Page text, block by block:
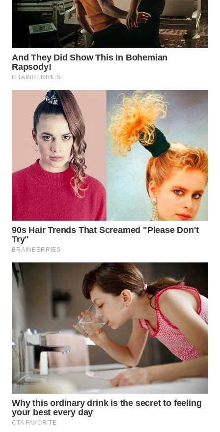
WN
PRIANGAN
TIMUR
WN
SEMARANG
WN
WN
BOROBUDUR
WN
MADURA
WN
SURABAYA
WN
NATUNA
BINTAN
MANDALIKA
WN
LIKUPANG
WN
LABUANBAJO
WN
BORNEO